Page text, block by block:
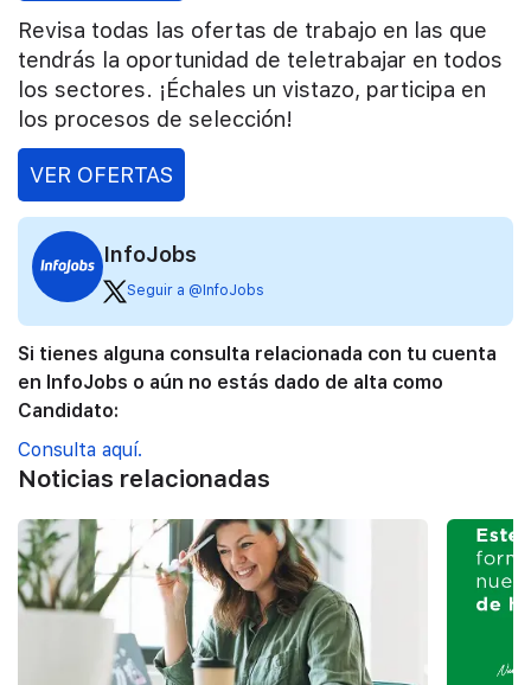
Revisa todas las ofertas de trabajo en las que
tendrás la oportunidad de teletrabajar en todos
los sectores. ¡Échales un vistazo, participa en
los procesos de selección!
VER OFERTAS
InfoJobs
Seguir a @InfoJobs
Si tienes alguna consulta relacionada con tu cuenta
en InfoJobs o aún no estás dado de alta como
Candidato:
Consulta aquí.
Noticias relacionadas